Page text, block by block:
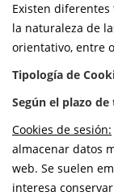
Existen
la naturaleza de
orientativo, entre
Tipología de
Según el plazo
Cookies de sesión:
almacenar datos
web. Se suelen
interesa